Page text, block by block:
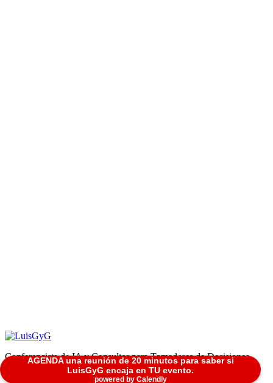
AGENDA una reunión de 20 minutos para saber si
LuisGyG encaja en TU evento.
powered by Calendly
Conferencista de IA y Consultor para Tomadores de Decisiones
LuisGyG® Todos Los Derechos Reservados.